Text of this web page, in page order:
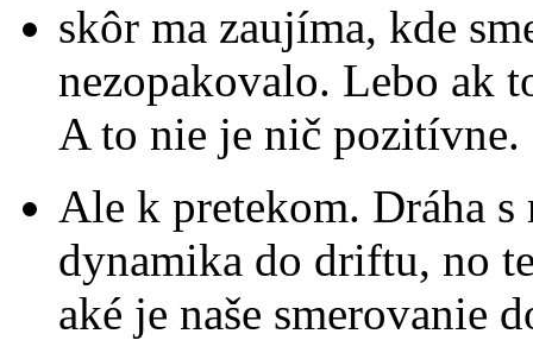
skôr ma zaujíma, kde
nezopakovalo. Lebo ak
A to nie je nič pozitívne.
Ale k pretekom. Dráha s
dynamika do driftu, no
aké je naše smerovanie